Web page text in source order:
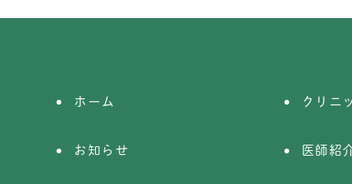
ホーム クリニ
お知らせ 医師紹